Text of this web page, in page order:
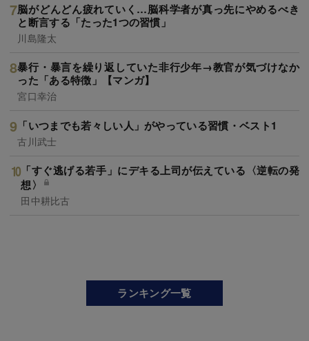
脳がどんどん疲れていく…脳科学者が真っ先にやめるべき
と断言する「たった1つの習慣」
川島隆太
暴行・暴言を繰り返していた非行少年→教官が気づけなか
った「ある特徴」【マンガ】
宮口幸治
「いつまでも若々しい人」がやっている習慣・ベスト1
古川武士
「すぐ逃げる若手」にデキる上司が伝えている〈逆転の発
想〉
田中耕比古
ランキング一覧